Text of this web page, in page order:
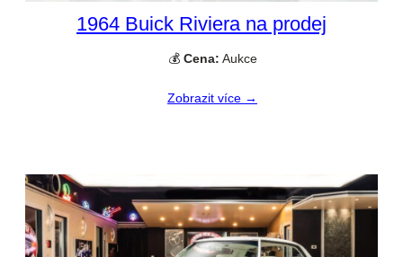
1964 Buick Riviera na prodej
💰 Cena: Aukce
Zobrazit více →